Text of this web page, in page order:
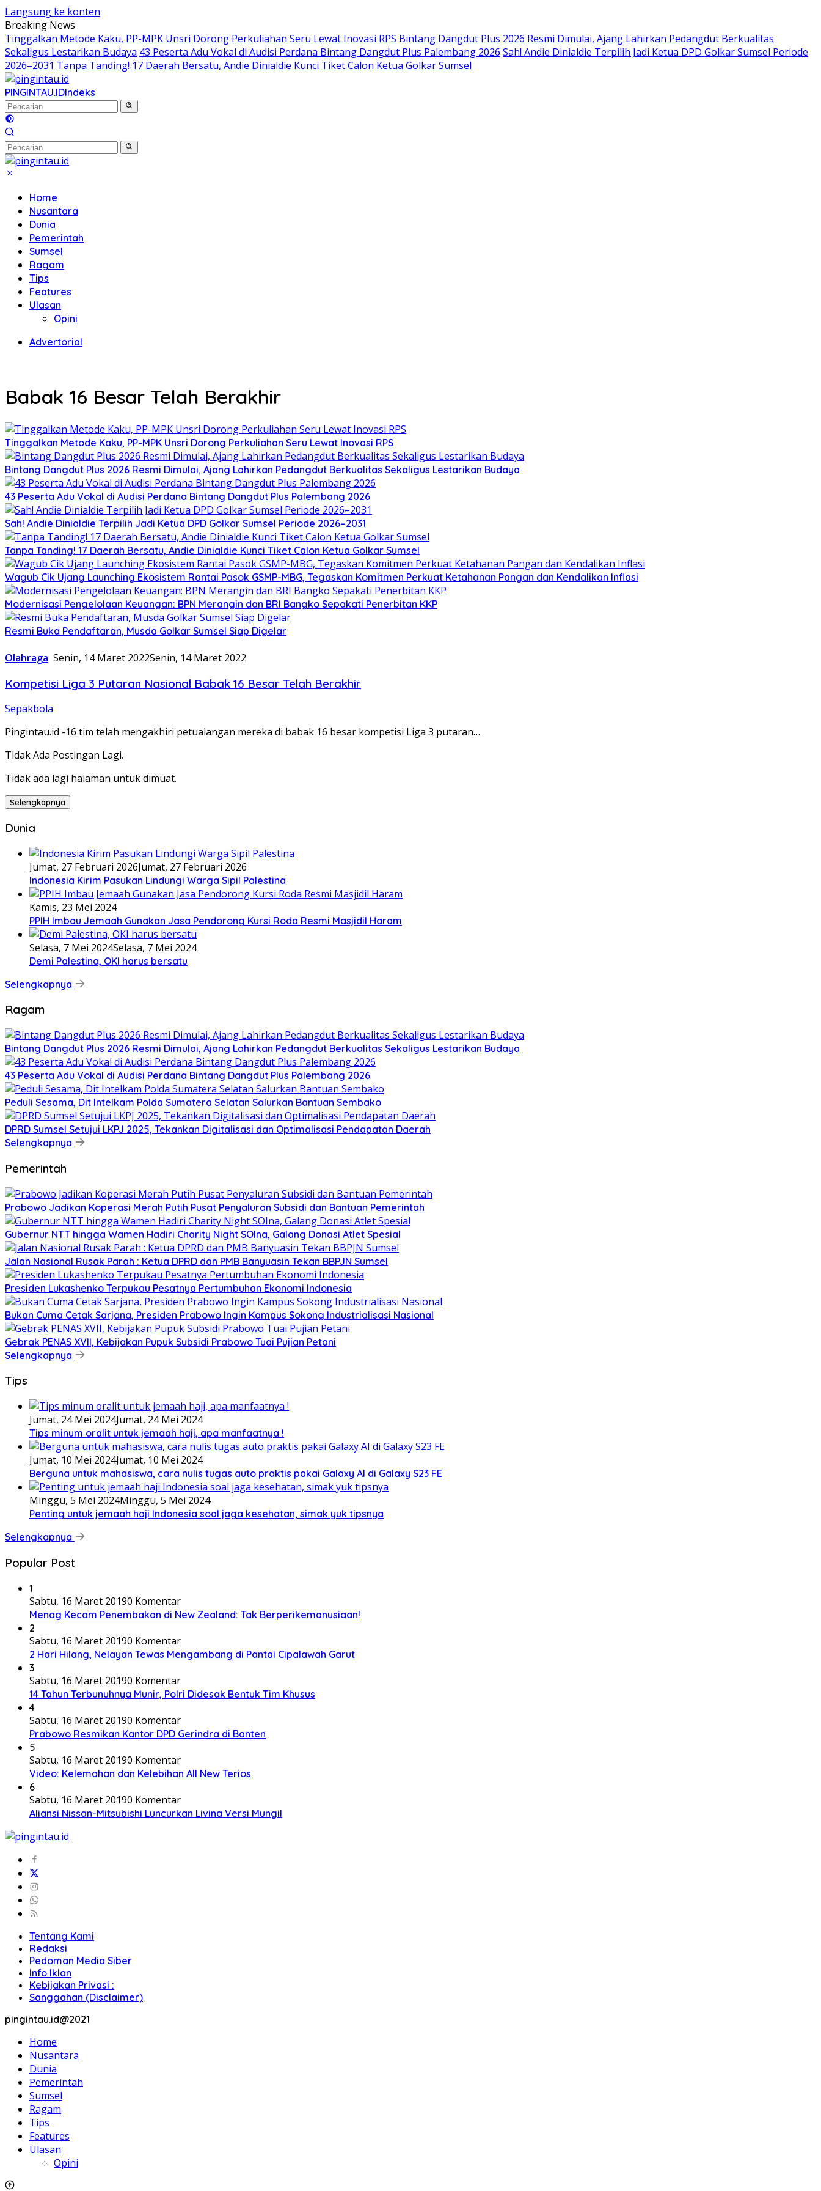
Langsung ke konten
Breaking News
Tinggalkan Metode Kaku, PP-MPK Unsri Dorong Perkuliahan Seru Lewat Inovasi RPS Bintang Dangdut Plus 2026 Resmi Dimulai, Ajang Lahirkan Pedangdut Berkualitas
Sekaligus Lestarikan Budaya 43 Peserta Adu Vokal di Audisi Perdana Bintang Dangdut Plus Palembang 2026 Sah! Andie Dinialdie Terpilih Jadi Ketua DPD Golkar Sumsel Periode
2026–2031 Tanpa Tanding! 17 Daerah Bersatu, Andie Dinialdie Kunci Tiket Calon Ketua Golkar Sumsel
PINGINTAU.IDIndeks
Home
Nusantara
Dunia
Pemerintah
Sumsel
Ragam
Tips
Features
Ulasan
Opini
Advertorial
Babak 16 Besar Telah Berakhir
Tinggalkan Metode Kaku, PP-MPK Unsri Dorong Perkuliahan Seru Lewat Inovasi RPS
Bintang Dangdut Plus 2026 Resmi Dimulai, Ajang Lahirkan Pedangdut Berkualitas Sekaligus Lestarikan Budaya
43 Peserta Adu Vokal di Audisi Perdana Bintang Dangdut Plus Palembang 2026
Sah! Andie Dinialdie Terpilih Jadi Ketua DPD Golkar Sumsel Periode 2026–2031
Tanpa Tanding! 17 Daerah Bersatu, Andie Dinialdie Kunci Tiket Calon Ketua Golkar Sumsel
Wagub Cik Ujang Launching Ekosistem Rantai Pasok GSMP-MBG, Tegaskan Komitmen Perkuat Ketahanan Pangan dan Kendalikan Inflasi
Modernisasi Pengelolaan Keuangan: BPN Merangin dan BRI Bangko Sepakati Penerbitan KKP
Resmi Buka Pendaftaran, Musda Golkar Sumsel Siap Digelar
Olahraga Senin, 14 Maret 2022Senin, 14 Maret 2022
Kompetisi Liga 3 Putaran Nasional Babak 16 Besar Telah Berakhir
Sepakbola
Pingintau.id -16 tim telah mengakhiri petualangan mereka di babak 16 besar kompetisi Liga 3 putaran…
Tidak Ada Postingan Lagi.
Tidak ada lagi halaman untuk dimuat.
Selengkapnya
Dunia
Jumat, 27 Februari 2026Jumat, 27 Februari 2026
Indonesia Kirim Pasukan Lindungi Warga Sipil Palestina
Kamis, 23 Mei 2024
PPIH Imbau Jemaah Gunakan Jasa Pendorong Kursi Roda Resmi Masjidil Haram
Selasa, 7 Mei 2024Selasa, 7 Mei 2024
Demi Palestina, OKI harus bersatu
Selengkapnya
Ragam
Bintang Dangdut Plus 2026 Resmi Dimulai, Ajang Lahirkan Pedangdut Berkualitas Sekaligus Lestarikan Budaya
43 Peserta Adu Vokal di Audisi Perdana Bintang Dangdut Plus Palembang 2026
Peduli Sesama, Dit Intelkam Polda Sumatera Selatan Salurkan Bantuan Sembako
DPRD Sumsel Setujui LKPJ 2025, Tekankan Digitalisasi dan Optimalisasi Pendapatan Daerah
Selengkapnya
Pemerintah
Prabowo Jadikan Koperasi Merah Putih Pusat Penyaluran Subsidi dan Bantuan Pemerintah
Gubernur NTT hingga Wamen Hadiri Charity Night SOIna, Galang Donasi Atlet Spesial
Jalan Nasional Rusak Parah : Ketua DPRD dan PMB Banyuasin Tekan BBPJN Sumsel
Presiden Lukashenko Terpukau Pesatnya Pertumbuhan Ekonomi Indonesia
Bukan Cuma Cetak Sarjana, Presiden Prabowo Ingin Kampus Sokong Industrialisasi Nasional
Gebrak PENAS XVII, Kebijakan Pupuk Subsidi Prabowo Tuai Pujian Petani
Selengkapnya
Tips
Jumat, 24 Mei 2024Jumat, 24 Mei 2024
Tips minum oralit untuk jemaah haji, apa manfaatnya !
Jumat, 10 Mei 2024Jumat, 10 Mei 2024
Berguna untuk mahasiswa, cara nulis tugas auto praktis pakai Galaxy AI di Galaxy S23 FE
Minggu, 5 Mei 2024Minggu, 5 Mei 2024
Penting untuk jemaah haji Indonesia soal jaga kesehatan, simak yuk tipsnya
Selengkapnya
Popular Post
1
Sabtu, 16 Maret 20190 Komentar
Menag Kecam Penembakan di New Zealand: Tak Berperikemanusiaan!
2
Sabtu, 16 Maret 20190 Komentar
2 Hari Hilang, Nelayan Tewas Mengambang di Pantai Cipalawah Garut
3
Sabtu, 16 Maret 20190 Komentar
14 Tahun Terbunuhnya Munir, Polri Didesak Bentuk Tim Khusus
4
Sabtu, 16 Maret 20190 Komentar
Prabowo Resmikan Kantor DPD Gerindra di Banten
5
Sabtu, 16 Maret 20190 Komentar
Video: Kelemahan dan Kelebihan All New Terios
6
Sabtu, 16 Maret 20190 Komentar
Aliansi Nissan-Mitsubishi Luncurkan Livina Versi Mungil
Tentang Kami
Redaksi
Pedoman Media Siber
Info Iklan
Kebijakan Privasi :
Sanggahan (Disclaimer)
pingintau.id@2021
Home
Nusantara
Dunia
Pemerintah
Sumsel
Ragam
Tips
Features
Ulasan
Opini